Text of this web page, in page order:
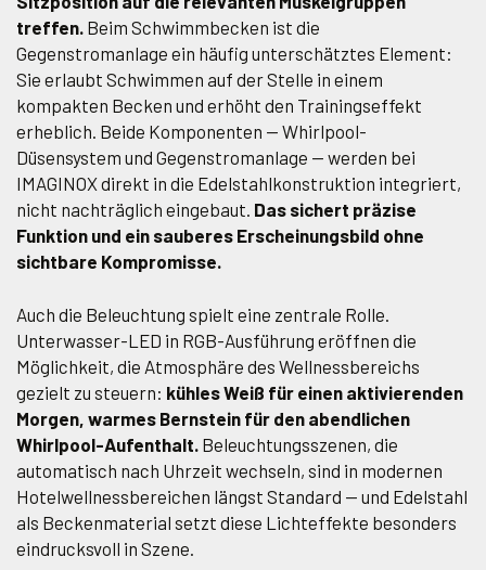
treffen. Beim Schwimmbecken ist die
Gegenstromanlage ein häufig unterschätztes Element:
Sie erlaubt Schwimmen auf der Stelle in einem
kompakten Becken und erhöht den Trainingseffekt
erheblich. Beide Komponenten — Whirlpool-
Düsensystem und Gegenstromanlage — werden bei
IMAGINOX direkt in die Edelstahlkonstruktion integriert,
nicht nachträglich eingebaut. Das sichert präzise
Funktion und ein sauberes Erscheinungsbild ohne
sichtbare Kompromisse.
Auch die Beleuchtung spielt eine zentrale Rolle.
Unterwasser-LED in RGB-Ausführung eröffnen die
Möglichkeit, die Atmosphäre des Wellnessbereichs
gezielt zu steuern: kühles Weiß für einen aktivierenden
Morgen, warmes Bernstein für den abendlichen
Whirlpool-Aufenthalt. Beleuchtungsszenen, die
automatisch nach Uhrzeit wechseln, sind in modernen
Hotelwellnessbereichen längst Standard — und Edelstahl
als Beckenmaterial setzt diese Lichteffekte besonders
eindrucksvoll in Szene.